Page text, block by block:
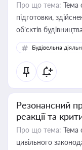
Про що тема: Тема
підготовки,
об’єктів будівництва
Будівельна
Резонансний
реакції та
Про що тема: Тема
цивільного